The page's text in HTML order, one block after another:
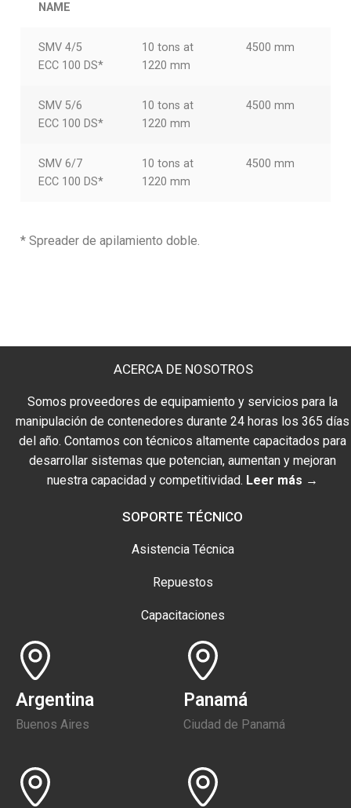
NAME
SMV 4/5
ECC 100 DS*
10 tons at
1220 mm
4500 mm
SMV 5/6
ECC 100 DS*
10 tons at
1220 mm
4500 mm
SMV 6/7
ECC 100 DS*
10 tons at
1220 mm
4500 mm
* Spreader de apilamiento doble.
ACERCA DE NOSOTROS
Somos proveedores de equipamiento y servicios para la
manipulación de contenedores durante 24 horas los 365 días
del año. Contamos con técnicos altamente capacitados para
desarrollar sistemas que potencian, aumentan y mejoran
nuestra capacidad y competitividad. Leer más →
SOPORTE TÉCNICO
Asistencia Técnica
Repuestos
Capacitaciones
Argentina
Buenos Aires
Panamá
Ciudad de Panamá